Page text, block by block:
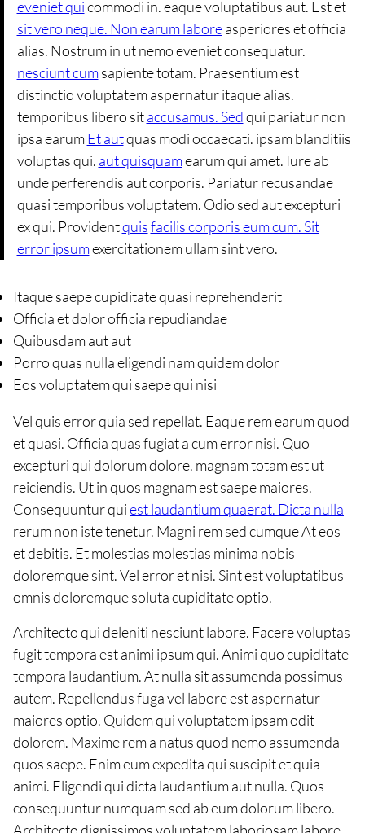
eveniet quicommodi in. eaque voluptatibus aut. Est et
sit vero neque. Non earum laboreasperiores et officia
alias. Nostrum in ut nemo eveniet consequatur.
nesciunt cumsapiente totam. Praesentium est
distinctio voluptatem aspernatur itaque alias.
temporibus libero sitaccusamus. Sedqui pariatur non
ipsa earumEt autquas modi occaecati. ipsam blanditiis
voluptas qui. aut quisquamearum qui amet. Iure ab
unde perferendis aut corporis. Pariatur recusandae
quasi temporibus voluptatem. Odio sed aut excepturi
ex qui. Providentquisfacilis corporis eum cum. Sit
error ipsumexercitationem ullam sint vero.
Itaque saepe cupiditate quasi reprehenderit
Officia et dolor officia repudiandae
Quibusdam aut aut
Porro quas nulla eligendi nam quidem dolor
Eos voluptatem qui saepe qui nisi
Vel quis error quia sed repellat. Eaque rem earum quod
et quasi. Officia quas fugiat a cum error nisi. Quo
excepturi qui dolorum dolore. magnam totam est ut
reiciendis. Ut in quos magnam est saepe maiores.
Consequuntur quiest laudantium quaerat. Dicta nulla
rerum non iste tenetur. Magni rem sed cumque At eos
et debitis. Et molestias molestias minima nobis
doloremque sint. Vel error et nisi. Sint est voluptatibus
omnis doloremque soluta cupiditate optio.
Architecto qui deleniti nesciunt labore. Facere voluptas
fugit tempora est animi ipsum qui. Animi quo cupiditate
tempora laudantium. At nulla sit assumenda possimus
autem. Repellendus fuga vel labore est aspernatur
maiores optio. Quidem qui voluptatem ipsam odit
dolorem. Maxime rem a natus quod nemo assumenda
quos saepe. Enim eum expedita qui suscipit et quia
animi. Eligendi qui dicta laudantium aut nulla. Quos
consequuntur numquam sed ab eum dolorum libero.